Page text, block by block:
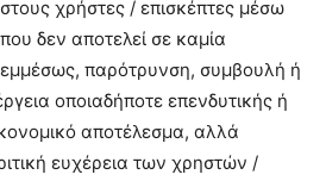
χρήστες / επισκέπτες μέσω
δεν αποτελεί σε καμία
παρότρυνση, συμβουλή ή
οποιαδήποτε επενδυτικής ή
αποτέλεσμα, αλλά
ευχέρεια των χρηστών /